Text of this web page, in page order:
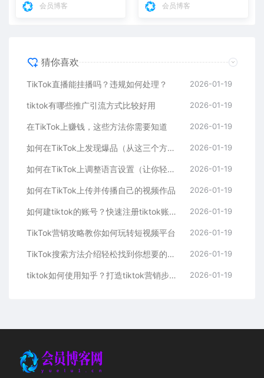
会员博客 会员博客
猜你喜欢
TikTok直播能挂播吗？违规如何处理？ 2026-01-19
tiktok有哪些推广引流方式比较好用 2026-01-19
在TikTok上赚钱，这些方法你需要知道 2026-01-19
如何在TikTok上发现爆品（从这三个方面入手，轻松掌握） 2026-01-19
如何在TikTok上调整语言设置（让你轻松看懂全球内容） 2026-01-19
如何在TikTok上传并传播自己的视频作品 2026-01-19
如何建tiktok的账号？快速注册tiktok账号的步骤 2026-01-19
TikTok营销攻略教你如何玩转短视频平台 2026-01-19
TikTok搜索方法介绍轻松找到你想要的内容 2026-01-19
tiktok如何使用知乎？打造tiktok营销步骤的方法 2026-01-19